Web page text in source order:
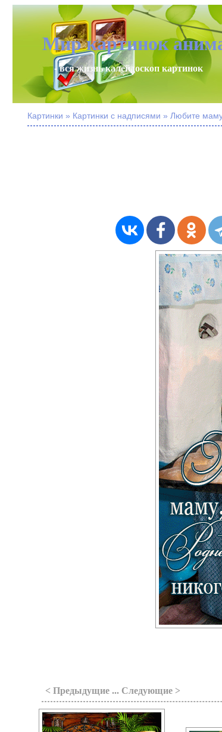
Мир картинок
- вся жизнь калейдоскоп картинок
Картинки » Картинки с надписями » Любите
< Предыдущие ... Следующие >